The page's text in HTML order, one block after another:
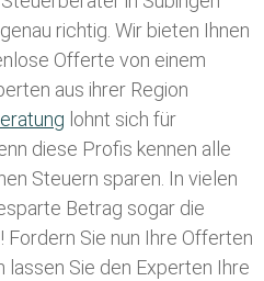
richtig. Wir bieten Ihnen
Offerte von einem
aus ihrer Region
lohnt sich für
diese Profis kennen alle
Steuern sparen. In vielen
Betrag sogar die
Sie nun Ihre Offerten
Sie den Experten Ihre